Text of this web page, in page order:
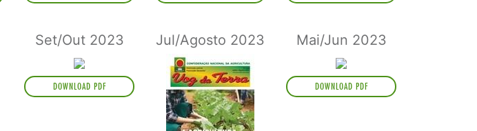
Set/Out 2023
DOWNLOAD PDF
Jul/Agosto 2023 Mai/Jun 2023
DOWNLOAD PDF